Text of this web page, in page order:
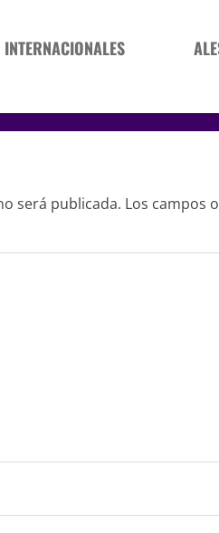
será publicada. Los campos